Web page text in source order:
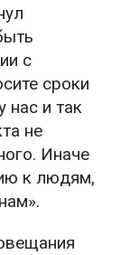
с
сроки
нас и так
не
Иначе
к людям,